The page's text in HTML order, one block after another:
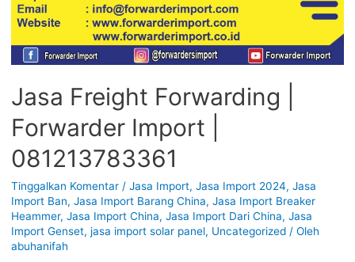
Jasa Freight Forwarding |
Forwarder Import |
081213783361
Tinggalkan Komentar / Jasa Import, Jasa Import 2024, Jasa
Import Ban, Jasa Import Barang China, Jasa Import Breaker
Heammer, Jasa Import China, Jasa Import Dari China, Jasa
Import Genset, jasa import solar panel, Uncategorized/ Oleh
abuhanifah